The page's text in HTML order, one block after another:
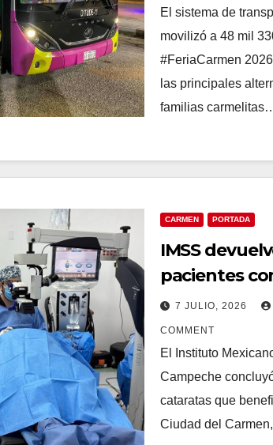
El sistema de
movilizó a 48 mil
#FeriaCarmen
las principales
familias
CARMEN PORTADA
IMSS
pacientes
de cataratas
Carmen
7 JULIO, 2026
COMMENT
El Instituto
Campeche
cataratas que
Ciudad del